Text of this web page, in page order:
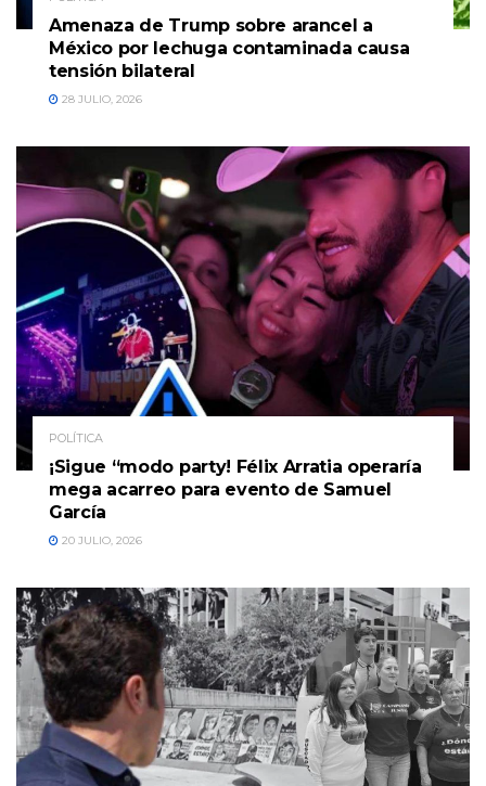
Amenaza de Trump sobre arancel a
México por lechuga contaminada causa
tensión bilateral
28 JULIO, 2026
POLÍTICA
¡Sigue “modo party! Félix Arratia operaría
mega acarreo para evento de Samuel
García
20 JULIO, 2026